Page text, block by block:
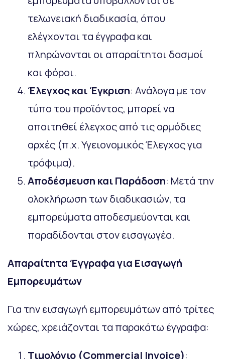
τελωνειακή διαδικασία, όπου
ελέγχονται τα έγγραφα και
πληρώνονται οι απαραίτητοι δασμοί
και φόροι.
Έλεγχος και Έγκριση: Ανάλογα με τον
τύπο του προϊόντος, μπορεί να
απαιτηθεί έλεγχος από τις αρμόδιες
αρχές (π.χ. Υγειονομικός Έλεγχος για
τρόφιμα).
Αποδέσμευση και Παράδοση: Μετά την
ολοκλήρωση των διαδικασιών, τα
εμπορεύματα αποδεσμεύονται και
παραδίδονται στον εισαγωγέα.
Απαραίτητα Έγγραφα για Εισαγωγή
Εμπορευμάτων
Για την εισαγωγή εμπορευμάτων από τρίτες
χώρες, χρειάζονται τα παρακάτω έγγραφα:
Τιμολόγιο (Commercial Invoice):